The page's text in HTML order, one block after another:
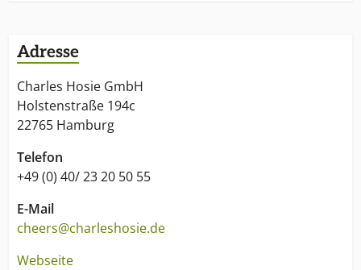
Adresse
Charles Hosie GmbH
Holstenstraße 194c
22765 Hamburg
Telefon
+49 (0) 40/ 23 20 50 55
E-Mail
cheers@charleshosie.de
Webseite